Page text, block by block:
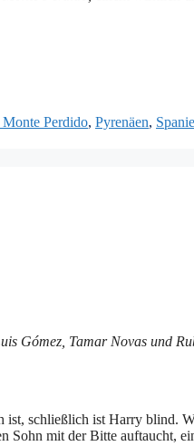
Perdido, Pyrenäen,
Gómez, Tamar Novas und
schließlich ist Harry blind.
Sohn mit der Bitte auftaucht,